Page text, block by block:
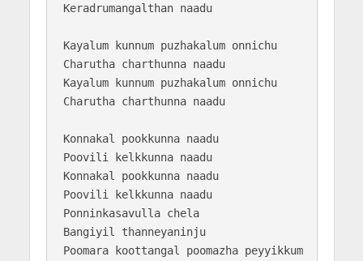
Keradrumangalthan naadu
Kayalum kunnum puzhakalum onnichu
Charutha charthunna naadu
Kayalum kunnum puzhakalum onnichu
Charutha charthunna naadu
Konnakal pookkunna naadu
Poovili kelkkunna naadu
Konnakal pookkunna naadu
Poovili kelkkunna naadu
Ponninkasavulla chela
Bangiyil thanneyaninju
Poomara koottangal poomazha peyyikkum